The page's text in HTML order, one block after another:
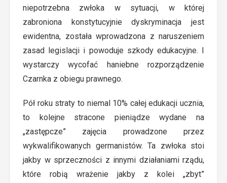
niepotrzebna zwłoka w sytuacji, w której
zabroniona konstytucyjnie dyskryminacja jest
ewidentna, została wprowadzona z naruszeniem
zasad legislacji i powoduje szkody edukacyjne. I
wystarczy wycofać haniebne rozporządzenie
Czarnka z obiegu prawnego.
Pół roku straty to niemal 10% całej edukacji ucznia,
to kolejne stracone pieniądze wydane na
„zastępcze” zajęcia prowadzone przez
wykwalifikowanych germanistów. Ta zwłoka stoi
jakby w sprzeczności z innymi działaniami rządu,
które robią wrażenie jakby z kolei „zbyt”